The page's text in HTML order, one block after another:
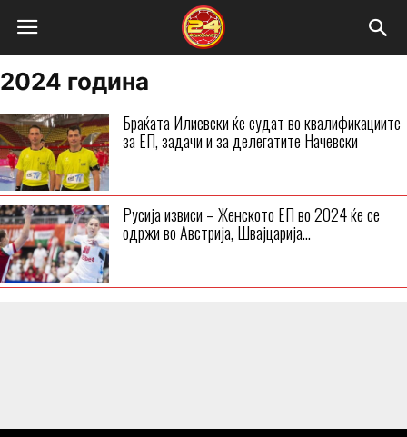
2024 година
Браќата Илиевски ќе судат во квалификациите
за ЕП, задачи и за делегатите Начевски
Русија извиси – Женското ЕП во 2024 ќе се
одржи во Австрија, Швајцарија...